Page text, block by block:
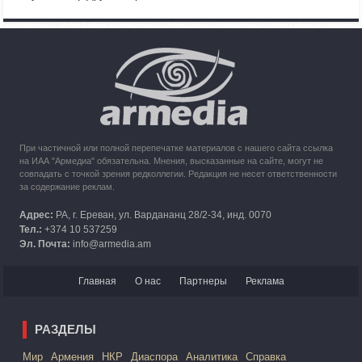
Кипр рассматривает возможность размещения беженцев
из Карабаха
При частичной или полной перепечатке материалов с нашего сайта ссылка
на ИАА "Армедиа" обязательна. Мнения, высказанные на сайте, могут не
совпадать с точкой зрения редколлегии. Редакция не несет ответственности
за содержание реклам.
Адрес: РА, г. Ереван, ул. Вардананц 28/2-34, инд. 0070
Тел.: +374 10 537259
Эл. Почта: info@armedia.am
Главная О нас Партнеры Реклама
РАЗДЕЛЫ
Mир Армения НКР Диаспора Аналитика Справка